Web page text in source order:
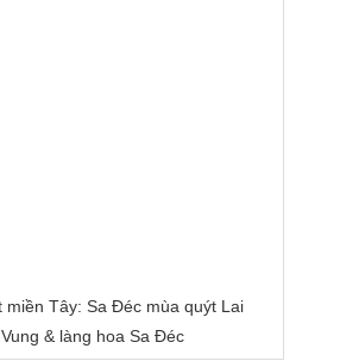
miền Tây: Sa Đéc mùa quýt Lai
Vung & làng hoa Sa Đéc